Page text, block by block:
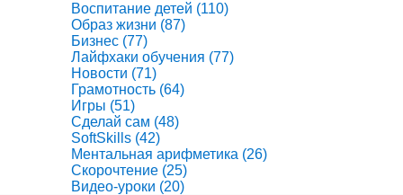
Воспитание детей (110)
Образ жизни (87)
Бизнес (77)
Лайфхаки обучения (77)
Новости (71)
Грамотность (64)
Игры (51)
Сделай сам (48)
SoftSkills (42)
Ментальная арифметика (26)
Скорочтение (25)
Видео-уроки (20)